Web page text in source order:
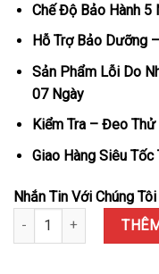
Chế Độ Bảo Hành 5
Hỗ Trợ Bảo Dưỡng
Sản Phẩm Lỗi Do
07 Ngày
Kiểm Tra – Đeo
Giao Hàng Siêu
Nhắn Tin Với Chúng
Đồng Hồ Rolex Cellini